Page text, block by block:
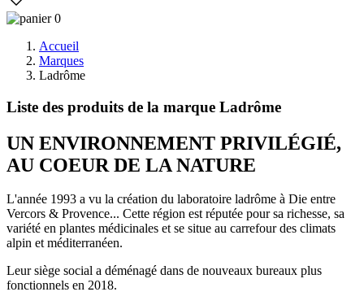
0
Accueil
Marques
Ladrôme
Liste des produits de la marque Ladrôme
UN ENVIRONNEMENT PRIVILÉGIÉ,
AU COEUR DE LA NATURE
L'année 1993 a vu la création du laboratoire ladrôme à Die entre
Vercors & Provence... Cette région est réputée pour sa richesse, sa
variété en plantes médicinales et se situe au carrefour des climats
alpin et méditerranéen.
Leur siège social a déménagé dans de nouveaux bureaux plus
fonctionnels en 2018.